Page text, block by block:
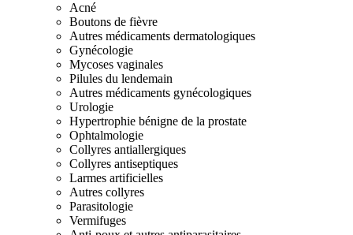
Acné
Boutons de fièvre
Autres médicaments dermatologiques
Gynécologie
Mycoses vaginales
Pilules du lendemain
Autres médicaments gynécologiques
Urologie
Hypertrophie bénigne de la prostate
Ophtalmologie
Collyres antiallergiques
Collyres antiseptiques
Larmes artificielles
Autres collyres
Parasitologie
Vermifuges